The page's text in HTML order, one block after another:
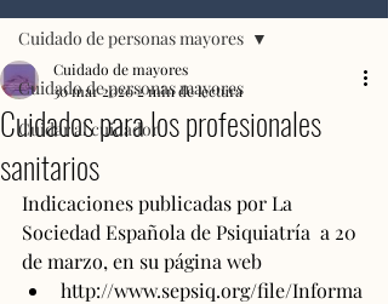
Cuidado de personas mayores
Cuidar al cuidador
Cuidado de personas mayores
Cuidados para los profesionales
sanitarios
Cuidado de mayores
30 mar 20202 min de lectura
Indicaciones publicadas por La
Sociedad Española de Psiquiatría  a 20
de marzo, en su página web
http://www.sepsiq.org/file/Informa